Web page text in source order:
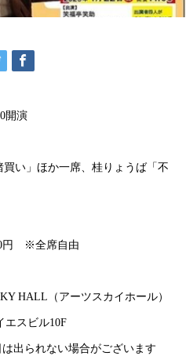
開演
買い」ほか一席、桂りょうば「不
円 ※全席自由
HALL（アーツスカイホール）
エスビル10F
出られない場合がございます